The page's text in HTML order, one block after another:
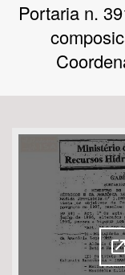
Bioma / Bacia
Tema
Área de Levantamento
Área Protegida
Portaria n.